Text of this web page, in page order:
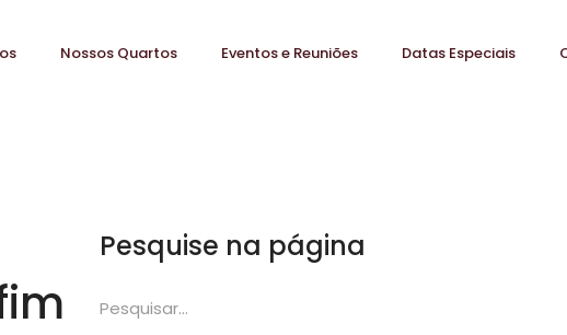
Nossos Quartos Eventos e Reuniões Datas Especiais
Pesquise na página